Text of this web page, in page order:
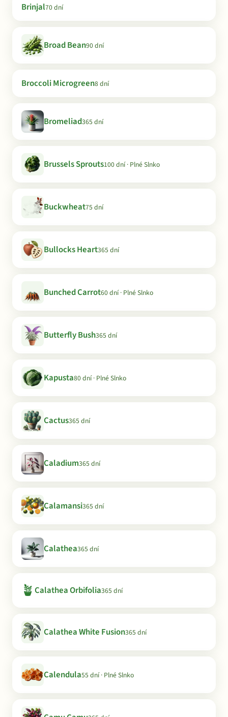
Brinjal70 dní
Broad Bean90 dní
Broccoli Microgreen8 dní
Bromeliad365 dní
Brussels Sprouts100 dní · Plné Slnko
Buckwheat75 dní
Bullocks Heart365 dní
Bunched Carrot60 dní · Plné Slnko
Butterfly Bush365 dní
Kapusta80 dní · Plné Slnko
Cactus365 dní
Caladium365 dní
Calamansi365 dní
Calathea365 dní
🪴 Calathea Orbifolia365 dní
Calathea White Fusion365 dní
Calendula55 dní · Plné Slnko